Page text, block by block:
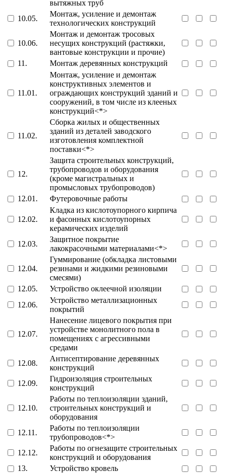
вытяжных труб
10.05.
Монтаж, усиление и демонтаж
технологических конструкций
10.06.
Монтаж и демонтаж тросовых
несущих конструкций (растяжки,
вантовые конструкции и прочие)
11.
Монтаж деревянных конструкций
11.01.
Монтаж, усиление и демонтаж
конструктивных элементов и
ограждающих конструкций зданий и
сооружений, в том числе из клееных
конструкций<*>
11.02.
Сборка жилых и общественных
зданий из деталей заводского
изготовления комплектной
поставки<*>
12.
Защита строительных конструкций,
трубопроводов и оборудования
(кроме магистральных и
промысловых трубопроводов)
12.01.
Футеровочные работы
12.02.
Кладка из кислотоупорного кирпича
и фасонных кислотоупорных
керамических изделий
12.03.
Защитное покрытие
лакокрасочными материалами<*>
12.04.
Гуммирование (обкладка листовыми
резинами и жидкими резиновыми
смесями)
12.05.
Устройство оклеечной изоляции
12.06.
Устройство металлизационных
покрытий
12.07.
Нанесение лицевого покрытия при
устройстве монолитного пола в
помещениях с агрессивными
средами
12.08.
Антисептирование деревянных
конструкций
12.09.
Гидроизоляция строительных
конструкций
12.10.
Работы по теплоизоляции зданий,
строительных конструкций и
оборудования
12.11.
Работы по теплоизоляции
трубопроводов<*>
12.12.
Работы по огнезащите строительных
конструкций и оборудования
13.
Устройство кровель